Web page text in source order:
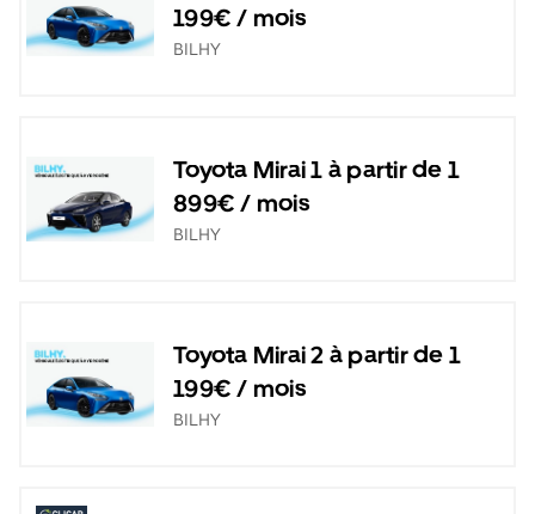
199€ / mois
BILHY
Toyota Mirai 1 à partir de 1
899€ / mois
BILHY
Toyota Mirai 2 à partir de 1
199€ / mois
BILHY